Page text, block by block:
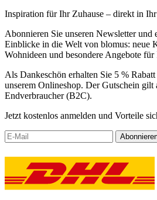
Inspiration für Ihr Zuhause – direkt in Ihr
Abonnieren Sie unseren Newsletter und
Einblicke in die Welt von blomus: neue
Wohnideen und besondere Angebote für
Als Dankeschön erhalten Sie 5 %
unserem Onlineshop. Der Gutschein gilt
Endverbraucher (B2C).
Jetzt kostenlos anmelden und Vorteile